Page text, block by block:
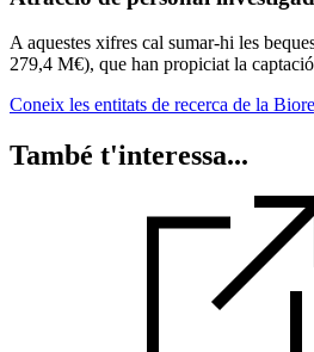
A aquestes xifres cal sumar-hi les
279,4 M€), que han propiciat la
Coneix les entitats de recerca de la
També t'interessa...